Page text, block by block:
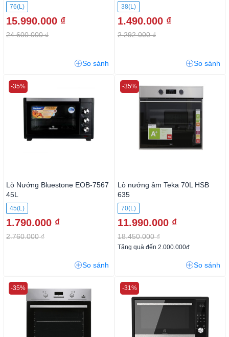
76(L)
15.990.000 ₫
24.600.000 ₫
So sánh
38(L)
1.490.000 ₫
2.292.000 ₫
So sánh
Lò Nướng Bluestone EOB-7567
45L
45(L)
1.790.000 ₫
2.760.000 ₫
-35%
So sánh
Lò nướng âm Teka 70L HSB
635
70(L)
11.990.000 ₫
18.450.000 ₫
-35%
Tặng quà đến 2.000.000đ
So sánh
-35% -31%